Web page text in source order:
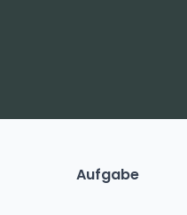
Aufgabe